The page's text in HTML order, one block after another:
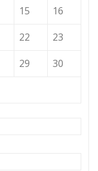
15
16
22
23
29
30